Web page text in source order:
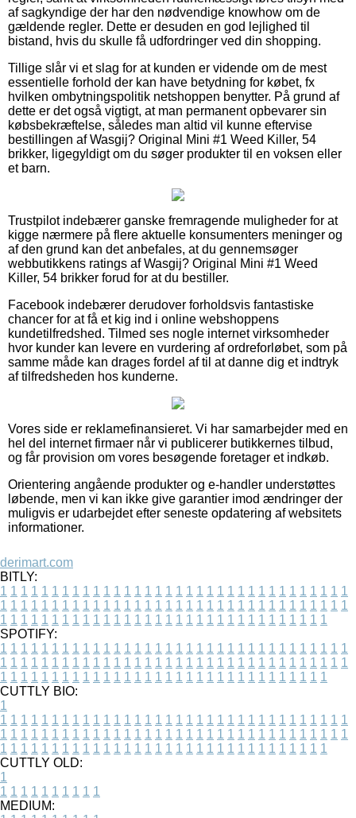
af sagkyndige der har den nødvendige knowhow om de
gældende regler. Dette er desuden en god lejlighed til
bistand, hvis du skulle få udfordringer ved din shopping.
Tillige slår vi et slag for at kunden er vidende om de mest
essentielle forhold der kan have betydning for købet, fx
hvilken ombytningspolitik netshoppen benytter. På grund af
dette er det også vigtigt, at man permanent opbevarer sin
købsbekræftelse, således man altid vil kunne eftervise
bestillingen af Wasgij? Original Mini #1 Weed Killer, 54
brikker, ligegyldigt om du søger produkter til en voksen eller
et barn.
Trustpilot indebærer ganske fremragende muligheder for at
kigge nærmere på flere aktuelle konsumenters meninger og
af den grund kan det anbefales, at du gennemsøger
webbutikkens ratings af Wasgij? Original Mini #1 Weed
Killer, 54 brikker forud for at du bestiller.
Facebook indebærer derudover forholdsvis fantastiske
chancer for at få et kig ind i online webshoppens
kundetilfredshed. Tilmed ses nogle internet virksomheder
hvor kunder kan levere en vurdering af ordreforløbet, som på
samme måde kan drages fordel af til at danne dig et indtryk
af tilfredsheden hos kunderne.
Vores side er reklamefinansieret. Vi har samarbejder med en
hel del internet firmaer når vi publicerer butikkernes tilbud,
og får provision om vores besøgende foretager et indkøb.
Orientering angående produkter og e-handler understøttes
løbende, men vi kan ikke give garantier imod ændringer der
muligvis er udarbejdet efter seneste opdatering af websitets
informationer.
derimart.com
BITLY:
1 1 1 1 1 1 1 1 1 1 1 1 1 1 1 1 1 1 1 1 1 1 1 1 1 1 1 1 1 1 1 1 1 1
1 1 1 1 1 1 1 1 1 1 1 1 1 1 1 1 1 1 1 1 1 1 1 1 1 1 1 1 1 1 1 1 1 1
1 1 1 1 1 1 1 1 1 1 1 1 1 1 1 1 1 1 1 1 1 1 1 1 1 1 1 1 1 1 1 1
SPOTIFY:
1 1 1 1 1 1 1 1 1 1 1 1 1 1 1 1 1 1 1 1 1 1 1 1 1 1 1 1 1 1 1 1 1 1
1 1 1 1 1 1 1 1 1 1 1 1 1 1 1 1 1 1 1 1 1 1 1 1 1 1 1 1 1 1 1 1 1 1
1 1 1 1 1 1 1 1 1 1 1 1 1 1 1 1 1 1 1 1 1 1 1 1 1 1 1 1 1 1 1 1
CUTTLY BIO:
1
1 1 1 1 1 1 1 1 1 1 1 1 1 1 1 1 1 1 1 1 1 1 1 1 1 1 1 1 1 1 1 1 1 1
1 1 1 1 1 1 1 1 1 1 1 1 1 1 1 1 1 1 1 1 1 1 1 1 1 1 1 1 1 1 1 1 1 1
1 1 1 1 1 1 1 1 1 1 1 1 1 1 1 1 1 1 1 1 1 1 1 1 1 1 1 1 1 1 1 1
CUTTLY OLD:
1
1 1 1 1 1 1 1 1 1 1
MEDIUM: